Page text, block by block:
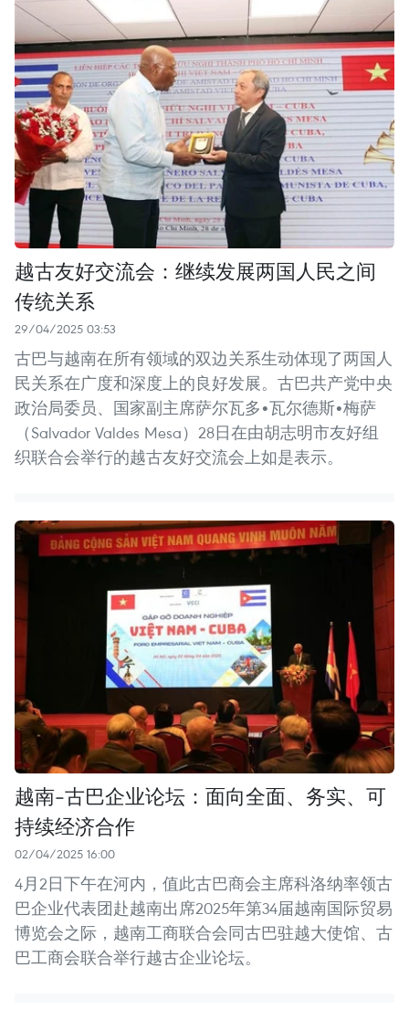
越古友好交流会：继续发展两国人民之间
传统关系
29/04/2025 03:53
古巴与越南在所有领域的双边关系生动体现了两国人
民关系在广度和深度上的良好发展。古巴共产党中央
政治局委员、国家副主席萨尔瓦多•瓦尔德斯•梅萨
（Salvador Valdes Mesa）28日在由胡志明市友好组
织联合会举行的越古友好交流会上如是表示。
越南-古巴企业论坛：面向全面、务实、可
持续经济合作
02/04/2025 16:00
4月2日下午在河内，值此古巴商会主席科洛纳率领古
巴企业代表团赴越南出席2025年第34届越南国际贸易
博览会之际，越南工商联合会同古巴驻越大使馆、古
巴工商会联合举行越古企业论坛。